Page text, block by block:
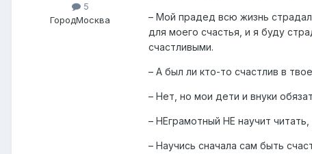
5
ГородМосква
– Мой прадед всю жизнь
для моего счастья, и я буду
счастливыми.
– А был ли кто-то счастлив в
– Нет, но мои дети и внуки
– НЕграмотный НЕ научит
– Научись сначала сам быть